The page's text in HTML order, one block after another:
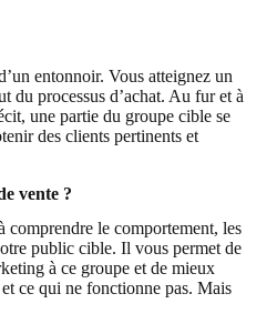
entonnoir. Vous atteignez un
du processus d’achat. Au fur et à
une partie du groupe cible se
des clients pertinents et
vente ?
comprendre le comportement, les
public cible. Il vous permet de
à ce groupe et de mieux
ce qui ne fonctionne pas. Mais